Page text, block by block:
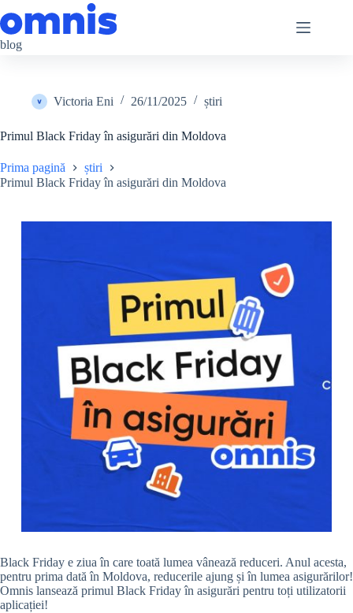
la
conținut
blog
Victoria Eni 26/11/2025 știri
Primul Black Friday în asigurări din Moldova
Prima pagină
știri
Primul Black Friday în asigurări din Moldova
Black Friday e ziua în care toată lumea vânează reduceri. Anul acesta,
pentru prima dată în Moldova, reducerile ajung și în lumea asigurărilor!
Omnis lansează primul Black Friday în asigurări pentru toți utilizatorii
aplicației!